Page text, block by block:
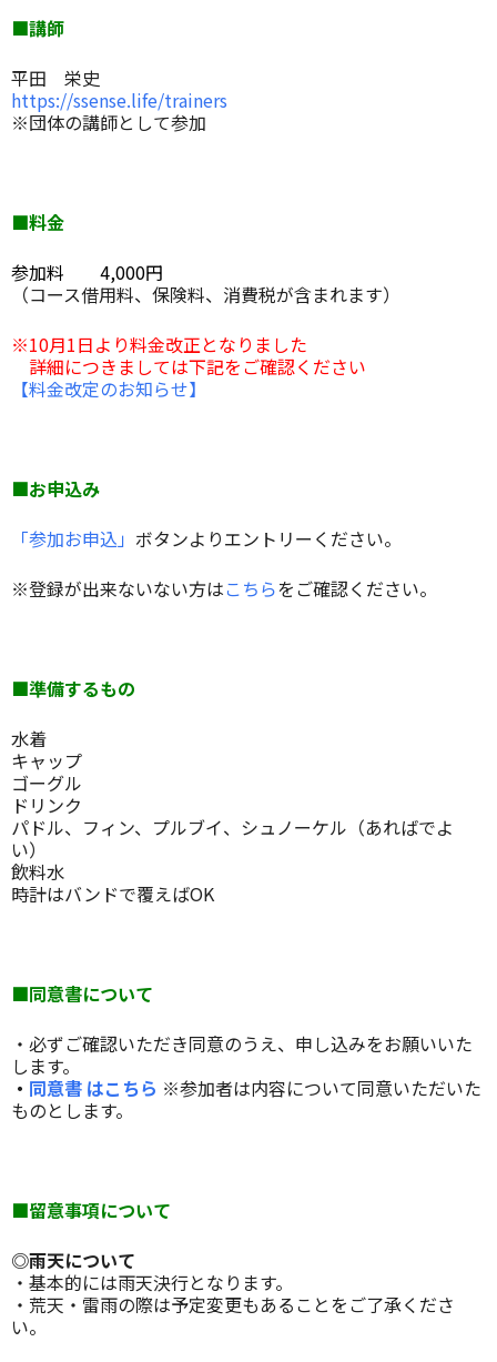
■講師
平田 栄史
https://ssense.life/trainers
※団体の講師として参加
■料金
参加料 4,000円
（コース借用料、保険料、消費税が含まれます）
※10月1日より料金改正となりました
詳細につきましては下記をご確認ください
【料金改定のお知らせ】
■お申込み
「参加お申込」 ボタンよりエントリーください。
※登録が出来ないない方はこちらをご確認ください。
■準備するもの
水着
キャップ
ゴーグル
ドリンク
パドル、フィン、プルブイ、シュノーケル（あればでよ
い）
飲料水
時計はバンドで覆えばOK
■同意書について
・必ずご確認いただき同意のうえ、申し込みをお願いいた
します。
・ 同意書 はこちら ※参加者は内容について同意いただいた
ものとします。
■留意事項について
◎雨天について
・基本的には雨天決行となります。
・荒天・雷雨の際は予定変更もあることをご了承くださ
い。